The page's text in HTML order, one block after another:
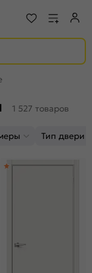
1 527 товаров
Тип двери